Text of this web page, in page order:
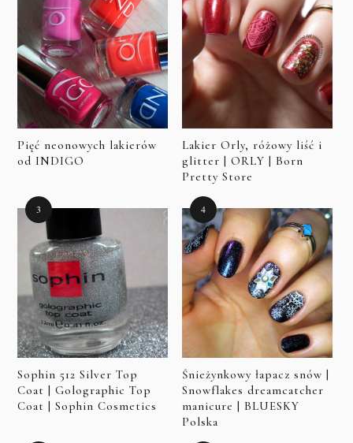
Pięć neonowych lakierów
od INDIGO
Lakier Orly, różowy liść i
glitter | ORLY | Born
Pretty Store
Sophin 512 Silver Top
Coat | Golographic Top
Coat | Sophin Cosmetics
Śnieżynkowy łapacz snów |
Snowflakes dreamcatcher
manicure | BLUESKY
Polska